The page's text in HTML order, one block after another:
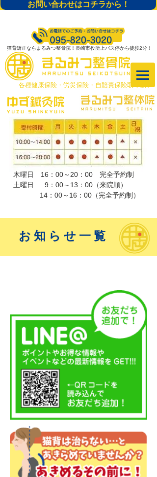
お問い合わせはコチラから！
猫背矯正ならまるみつ整骨院！長崎市役所上バス停から徒歩2分！
​各種健康保険・労災保険・自賠責保険取り扱い
木曜日 16：00～20：00 完全予約制
土曜日 9：00～13：00（来院順）
​ 14：00～16：00（完全予約制）
お知らせ一覧